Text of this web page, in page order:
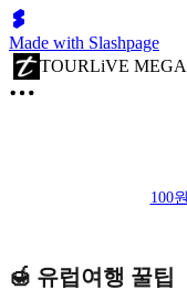
Made with Slashpage
TOURLiVE
100
🍯 유럽여행 꿀팁